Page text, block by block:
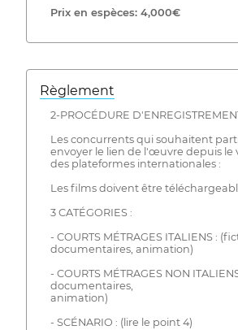
Prix ​​en espèces: 4,000€
Règlement
2-PROCÉDURE
Les concurrents qui souhaitent
envoyer le lien de l'œuvre depuis le
des plateformes internationales :
Les films doivent être
3 CATÉGORIES :
- COURTS MÉTRAGES ITALIENS :
documentaires, animation)
- COURTS MÉTRAGES NON
documentaires,
animation)
- SCÉNARIO : (lire le point 4)